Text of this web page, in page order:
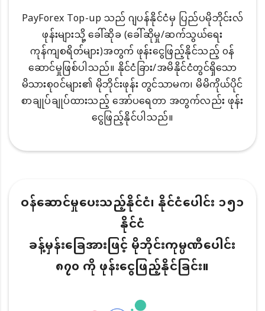
PayForex Top-up သည် ဂျပန်နိုင်ငံမှ ပြည်ပမိုဘိုင်းလ်
ဖုန်းများသို့ ခေါ်ဆိုခ (ခေါ်ဆိုမှု/ဆက်သွယ်ရေး
ကုန်ကျစရိတ်များ)အတွက် ဖုန်းငွေဖြည့်နိုင်သည့် ၀န်
ဆောင်မှုဖြစ်ပါသည်။ နိုင်ငံခြား/အမိနိုင်ငံတွင်ရှိသော
မိသားစု၀င်များ၏ မိုဘိုင်းဖုန်း တွင်သာမက၊ မိမိကိုယ်ပိုင်
စာချုပ်ချုပ်ထားသည့် အော်ပရေတာ အတွက်လည်း ဖုန်း
ငွေဖြည့်နိုင်ပါသည်။
ဝန်ဆောင်မှုပေးသည့်နိုင်ငံ၊ နိုင်ငံပေါင်း ၁၅၁
နိုင်ငံ
ခန့်မှန်းခြေအားဖြင့် မိုဘိုင်းကုမ္ပဏီပေါင်း
၈၇၀ ကို ဖုန်းငွေဖြည့်နိုင်ခြင်း။